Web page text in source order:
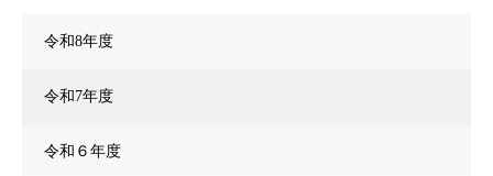
令和8年度
令和7年度
令和６年度